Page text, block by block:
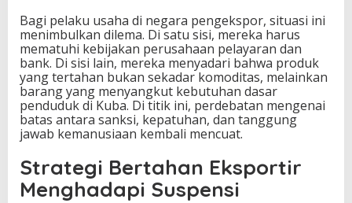
Bagi pelaku usaha di negara pengekspor, situasi ini
menimbulkan dilema. Di satu sisi, mereka harus
mematuhi kebijakan perusahaan pelayaran dan
bank. Di sisi lain, mereka menyadari bahwa produk
yang tertahan bukan sekadar komoditas, melainkan
barang yang menyangkut kebutuhan dasar
penduduk di Kuba. Di titik ini, perdebatan mengenai
batas antara sanksi, kepatuhan, dan tanggung
jawab kemanusiaan kembali mencuat.
Strategi Bertahan Eksportir
Menghadapi Suspensi